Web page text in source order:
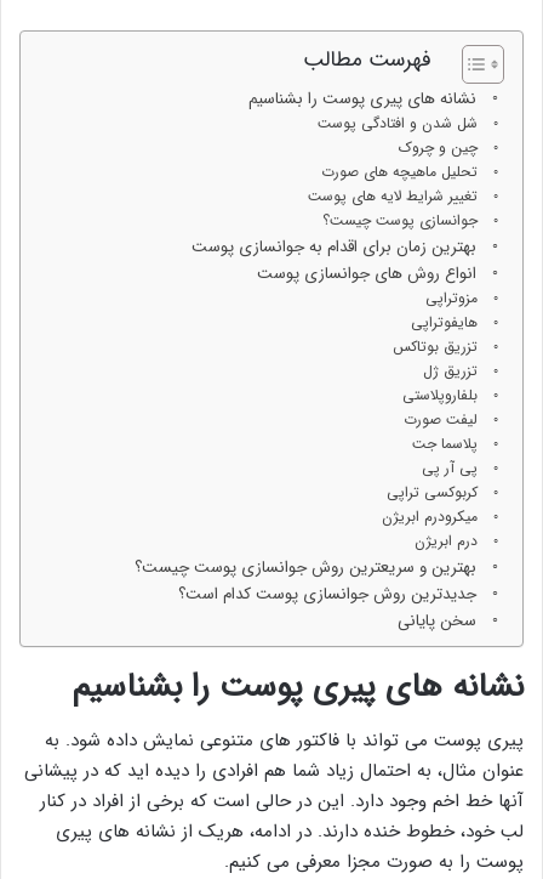
فهرست مطالب
نشانه های پیری پوست را بشناسیم
شل شدن و افتادگی پوست
چین و چروک
تحلیل ماهیچه های صورت
تغییر شرایط لایه های پوست
جوانسازی پوست چیست؟
بهترین زمان برای اقدام به جوانسازی پوست
انواع روش های جوانسازی پوست
مزوتراپی
هایفوتراپی
تزریق بوتاکس
تزریق ژل
بلفاروپلاستی
لیفت صورت
پلاسما جت
پی آر پی
کربوکسی تراپی
میکرودرم ابریژن
درم ابریژن
بهترین و سریعترین روش جوانسازی پوست چیست؟
جدیدترین روش جوانسازی پوست کدام است؟
سخن پایانی
نشانه های پیری پوست را بشناسیم
پیری پوست می تواند با فاکتور های متنوعی نمایش داده شود. به
عنوان مثال، به احتمال زیاد شما هم افرادی را دیده اید که در پیشانی
آنها خط اخم وجود دارد. این در حالی است که برخی از افراد در کنار
لب خود، خطوط خنده دارند. در ادامه، هریک از نشانه های پیری
پوست را به صورت مجزا معرفی می کنیم.